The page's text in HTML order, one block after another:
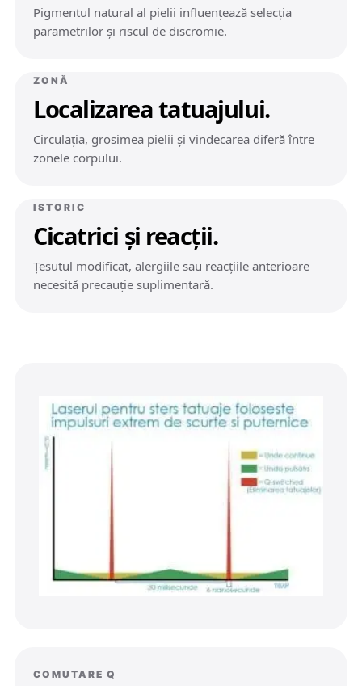
Pigmentul natural al pielii influențează selecția
parametrilor și riscul de discromie.
ZONĂ
Localizarea tatuajului.
Circulația, grosimea pielii și vindecarea diferă între
zonele corpului.
ISTORIC
Cicatrici și reacții.
Țesutul modificat, alergiile sau reacțiile anterioare
necesită precauție suplimentară.
COMUTARE Q